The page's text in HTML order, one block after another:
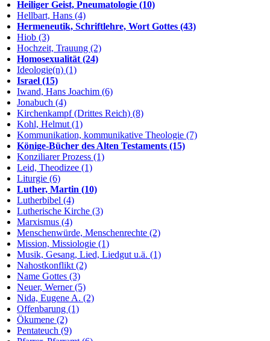
Heiliger Geist, Pneumatologie (10)
Hellbart, Hans (4)
Hermeneutik, Schriftlehre, Wort Gottes (43)
Hiob (3)
Hochzeit, Trauung (2)
Homosexualität (24)
Ideologie(n) (1)
Israel (15)
Iwand, Hans Joachim (6)
Jonabuch (4)
Kirchenkampf (Drittes Reich) (8)
Kohl, Helmut (1)
Kommunikation, kommunikative Theologie (7)
Könige-Bücher des Alten Testaments (15)
Konziliarer Prozess (1)
Leid, Theodizee (1)
Liturgie (6)
Luther, Martin (10)
Lutherbibel (4)
Lutherische Kirche (3)
Marxismus (4)
Menschenwürde, Menschenrechte (2)
Mission, Missiologie (1)
Musik, Gesang, Lied, Liedgut u.ä. (1)
Nahostkonflikt (2)
Name Gottes (3)
Neuer, Werner (5)
Nida, Eugene A. (2)
Offenbarung (1)
Ökumene (2)
Pentateuch (9)